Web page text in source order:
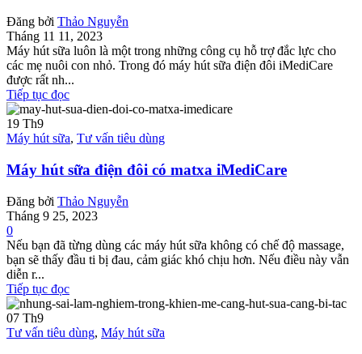
Đăng bởi Thảo Nguyễn
Tháng 11 11, 2023
Máy hút sữa luôn là một trong những công cụ hỗ trợ đắc lực cho
các mẹ nuôi con nhỏ. Trong đó máy hút sữa điện đôi iMediCare
được rất nh...
Tiếp tục đọc
19 Th9
Máy hút sữa, Tư vấn tiêu dùng
Máy hút sữa điện đôi có matxa iMediCare
Đăng bởi Thảo Nguyễn
Tháng 9 25, 2023
0
Nếu bạn đã từng dùng các máy hút sữa không có chế độ massage,
bạn sẽ thấy đầu ti bị đau, cảm giác khó chịu hơn. Nếu điều này vẫn
diễn r...
Tiếp tục đọc
07 Th9
Tư vấn tiêu dùng, Máy hút sữa